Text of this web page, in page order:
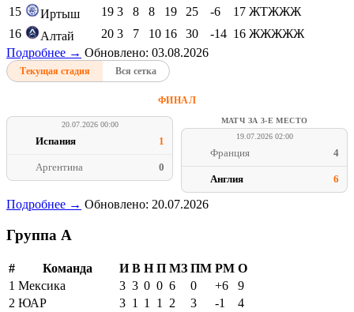
15
Иртыш 19 3 8 8 19 25 -6 17 ЖТЖЖЖ
16
Алтай 20 3 7 10 16 30 -14 16 ЖЖЖЖЖ
Подробнее → Обновлено: 03.08.2026
Текущая стадия Вся сетка
ФИНАЛ
20.07.2026 00:00
Испания 1
Аргентина 0
МАТЧ ЗА 3-Е МЕСТО
19.07.2026 02:00
Франция 4
Англия 6
Подробнее → Обновлено: 20.07.2026
Группа A
# Команда И В Н П МЗ ПМ РМ О
1 Мексика 3 3 0 0 6 0 +6
9
2 ЮАР 3 1 1 1 2 3 -1
4